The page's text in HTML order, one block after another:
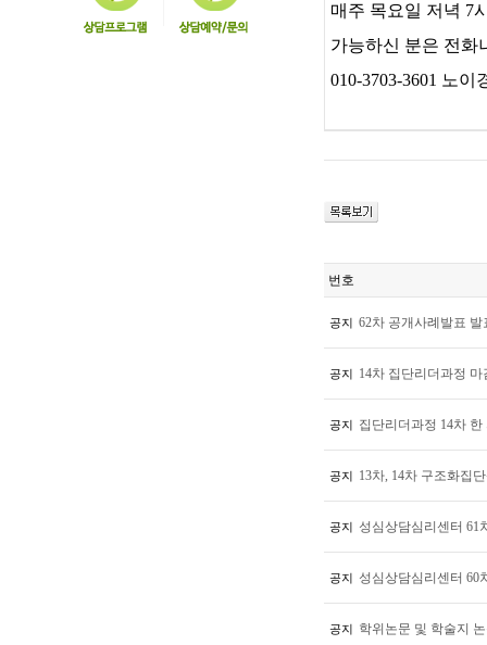
매주 목요일 저녁 7
가능하신 분은 전화
010-3703-3601 노이
번호
공지 62차 공개사례발표
공지 14차 집단리더과정
공지 집단리더과정 14차
공지 13차, 14차 구조화집
공지 성심상담심리센터 61
공지 성심상담심리센터 60
공지 학위논문 및 학술지